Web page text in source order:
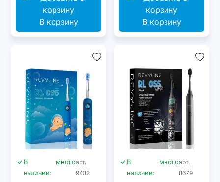
В корзину В корзину
В
наличии:
многоарт.
9432
В
наличии:
многоарт.
8679